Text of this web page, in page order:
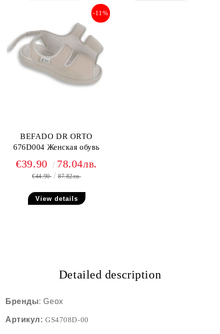
BEFADO DR ORTO
676D004 Женская обувь
-11%
€39.90 78.04лв.
€44.90 87.82лв.
View details
Detailed description
Бренды: Geox
Артикул:GS4708D-00